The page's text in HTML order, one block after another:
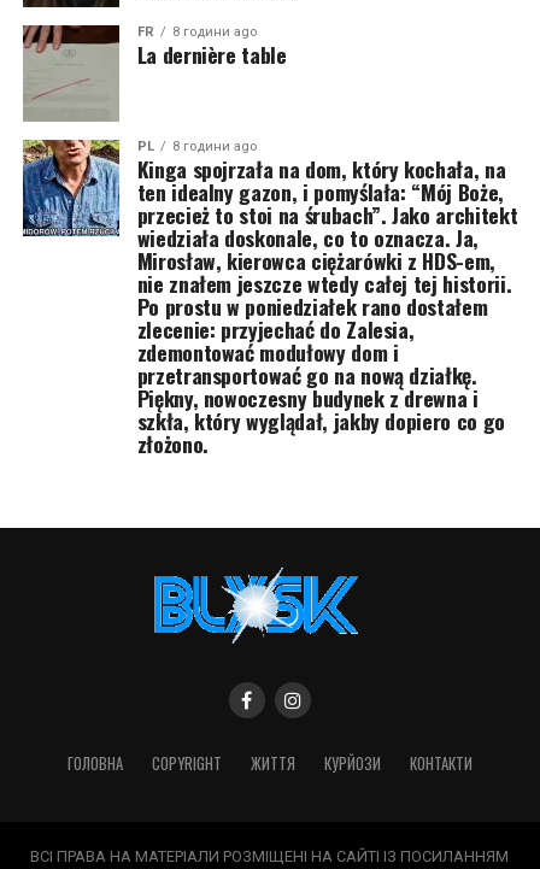
FR 8 години ago
La dernière table
PL 8 години ago
Kinga spojrzała na dom, który kochała, na
ten idealny gazon, i pomyślała: “Mój Boże,
przecież to stoi na śrubach”. Jako architekt
wiedziała doskonale, co to oznacza. Ja,
Mirosław, kierowca ciężarówki z HDS-em,
nie znałem jeszcze wtedy całej tej historii.
Po prostu w poniedziałek rano dostałem
zlecenie: przyjechać do Zalesia,
zdemontować modułowy dom i
przetransportować go na nową działkę.
Piękny, nowoczesny budynek z drewna i
szkła, który wyglądał, jakby dopiero co go
złożono.
ГОЛОВНА COPYRIGHT ЖИТТЯ КУРЙОЗИ КОНТАКТИ
ВСІ ПРАВА НА МАТЕРІАЛИ РОЗМІЩЕНІ НА САЙТІ ІЗ ПОСИЛАННЯМ